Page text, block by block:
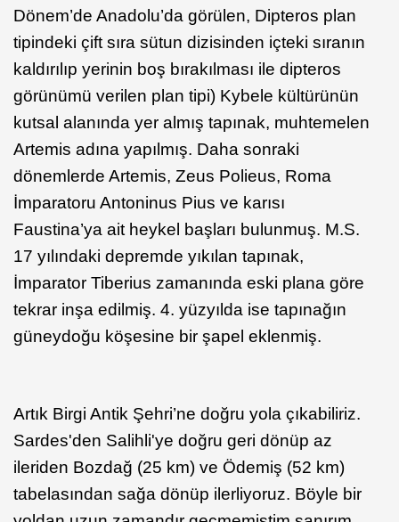
Dönem’de Anadolu’da görülen, Dipteros plan
tipindeki çift sıra sütun dizisinden içteki sıranın
kaldırılıp yerinin boş bırakılması ile dipteros
görünümü verilen plan tipi) Kybele kültürünün
kutsal alanında yer almış tapınak, muhtemelen
Artemis adına yapılmış. Daha sonraki
dönemlerde Artemis, Zeus Polieus, Roma
İmparatoru Antoninus Pius ve karısı
Faustina’ya ait heykel başları bulunmuş. M.S.
17 yılındaki depremde yıkılan tapınak,
İmparator Tiberius zamanında eski plana göre
tekrar inşa edilmiş. 4. yüzyılda ise tapınağın
güneydoğu köşesine bir şapel eklenmiş.
Artık Birgi Antik Şehri’ne doğru yola çıkabiliriz.
Sardes'den Salihli'ye doğru geri dönüp az
ileriden Bozdağ (25 km) ve Ödemiş (52 km)
tabelasından sağa dönüp ilerliyoruz. Böyle bir